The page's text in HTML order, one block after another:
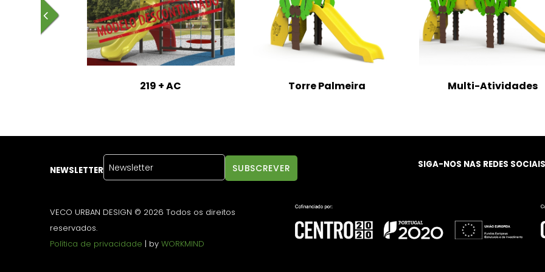
219 + AC Torre Palmeira Multi-Atividades
NEWSLETTER
SIGA-NOS NAS REDES SOCIAIS
VECO URBAN DESIGN © 2026 Todos os direitos
reservados.
Política de privacidade | byWORKMIND